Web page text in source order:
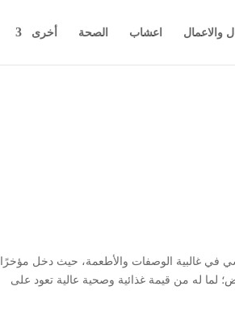
والاعمال اعشاب الصحة أخرى
في غالبية الوصفات والأطعمة، حيث دخل مؤخرًا
لما له من قيمة غذائية وصحية عالية تعود على